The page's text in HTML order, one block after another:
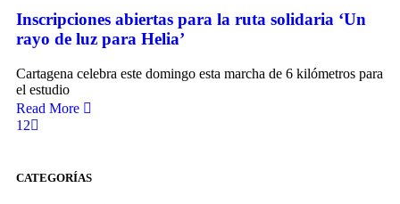
Inscripciones abiertas para la ruta solidaria ‘Un
rayo de luz para Helia’
Cartagena celebra este domingo esta marcha de 6 kilómetros para
el estudio
Read More
1 2
CATEGORÍAS